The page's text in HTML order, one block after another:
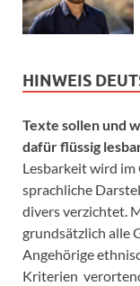
HINWEIS
Texte sollen und
dafür flüssig
Lesbarkeit wird
sprachliche
divers verzichtet.
grundsätzlich alle
Angehörige
Kriterien